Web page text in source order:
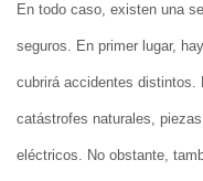
En todo caso, existen una
seguros. En primer lugar,
cubrirá accidentes distintos.
catástrofes naturales,
eléctricos. No obstante,